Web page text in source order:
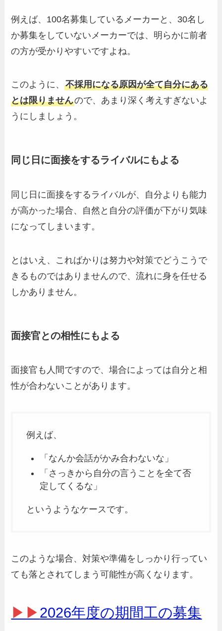
例えば、100名募集しているメーカーと、30名し
か募集をしていないメーカーでは、明らかに前者
の方が受かりやすいですよね。
このように、不採用になる原因が全て自分にある
とは限りませんので、あまり深く考えすぎないよ
うにしましょう。
同じ日に面接をするライバルにもよる
同じ日に面接をするライバルが、自分よりも能力
が高かった場合、自然と自分の評価が下がり気味
になってしまいます。
とはいえ、こればかりは努力や対策でどうこうで
きるものではありませんので、流れに身を任せる
しかありません。
面接官との相性にもよる
面接官も人間ですので、場合によっては自分と相
性が合わないことがあります。
例えば、
「なんか会話がかみ合わないな」
「さっきから自分の言うことを全て否
定してくるな」
というようなケースです。
このような場合、対策や準備をしっかり行ってい
ても落とされてしまう可能性が高くなります。
▶▶2026年度の期間工の募集